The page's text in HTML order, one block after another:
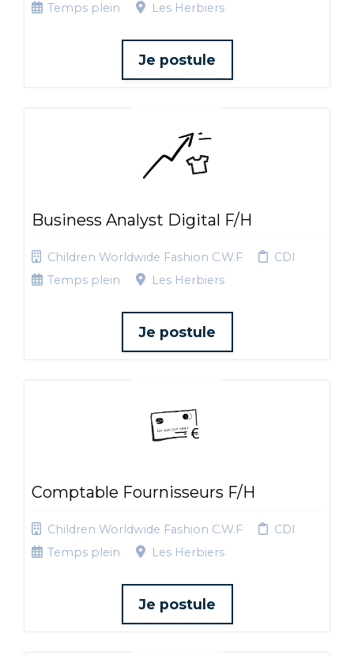
Temps plein
Les Herbiers
Je postule
Business Analyst Digital F/H
Children Worldwide Fashion C.W.F
CDI
Temps plein
Les Herbiers
Je postule
Comptable Fournisseurs F/H
Children Worldwide Fashion C.W.F
CDI
Temps plein
Les Herbiers
Je postule